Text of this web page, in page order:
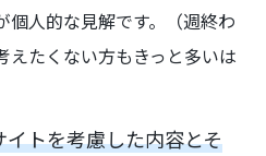
個人的な見解です。（週終わ
えたくない方もきっと多いは
トを考慮した内容とそ